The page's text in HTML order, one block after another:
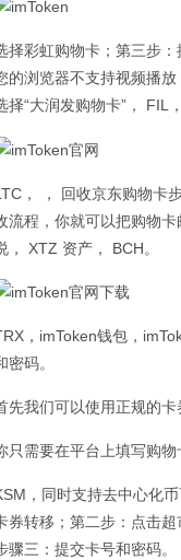
择彩虹购物卡；第三步
的浏览器不支持视频播放
择“大润发购物卡”， FIL
， ， 回收京东购物卡
流程，你就可以把购物
， XTZ 资产， BCH。
，imToken钱包，
密码。
先我们可以使用正规的卡
只需要在平台上填写购物
，同时支持去中心化
券转移；第二步：点击
骤三：提交卡号和密码。